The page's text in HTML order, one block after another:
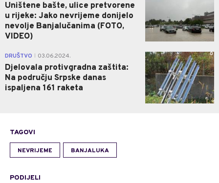
Uništene bašte, ulice pretvorene
u rijeke: Jako nevrijeme donijelo
nevolje Banjalučanima (FOTO,
VIDEO)
DRUŠTVO 03.06.2024.
Djelovala protivgradna zaštita:
Na području Srpske danas
ispaljena 161 raketa
0
TAGOVI
NEVRIJEME BANJALUKA
PODIJELI